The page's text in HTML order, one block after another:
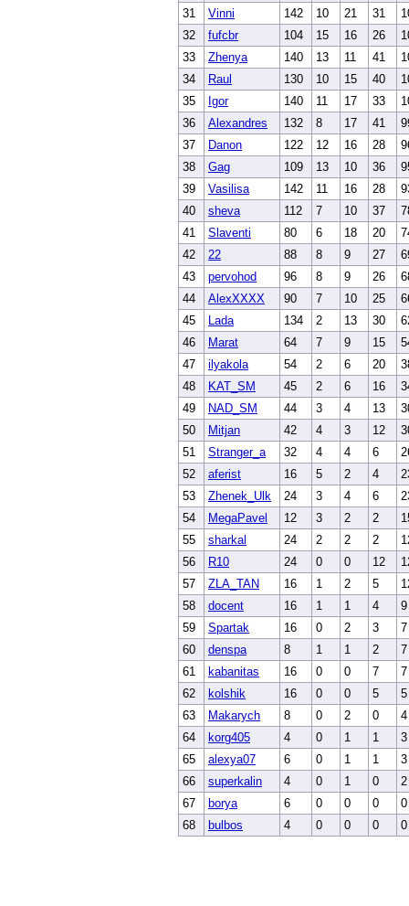
31
Vinni 142 10 21 31
32
fufcbr 104 15 16 26
33
Zhenya 140 13 11 41
34
Raul 130 10 15 40
35
Igor 140 11 17 33
36
Alexandres 132 8 17 41
37
Danon 122 12 16 28
38
Gag 109 13 10 36
39
Vasilisa 142 11 16 28
40
sheva 112 7 10 37
41
Slaventi 80 6 18 20
42
22 88 8 9 27
43
pervohod 96 8 9 26
44
AlexXXXX 90 7 10 25
45
Lada 134 2 13 30
46
Marat 64 7 9 15
47
ilyakola 54 2 6 20
48
KAT_SM 45 2 6 16
49
NAD_SM 44 3 4 13
50
Mitjan 42 4 3 12
51
Stranger_a 32 4 4 6
52
aferist 16 5 2 4
53
Zhenek_Ulk 24 3 4 6
54
MegaPavel 12 3 2 2
55
sharkal 24 2 2 2
56
R10 24 0 0 12
57
ZLA_TAN 16 1 2 5
58
docent 16 1 1 4
9
59
Spartak 16 0 2 3
7
60
denspa 8 1 1 2
7
61
kabanitas 16 0 0 7
7
62
kolshik 16 0 0 5
5
63
Makarych 8 0 2 0
4
64
korg405 4 0 1 1
3
65
alexya07 6 0 1 1
3
66
superkalin 4 0 1 0
2
67
borya 6 0 0 0
0
68
bulbos 4 0 0 0 0